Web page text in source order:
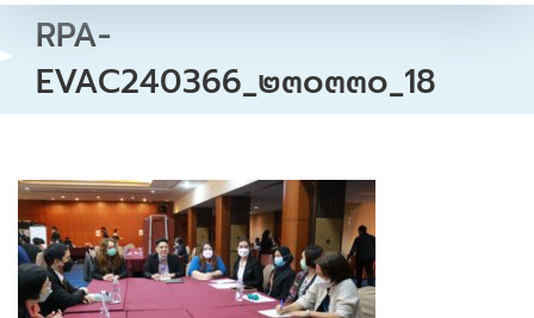
t
RPA-
EVAC240366_๒๓๐๓๓๐_18